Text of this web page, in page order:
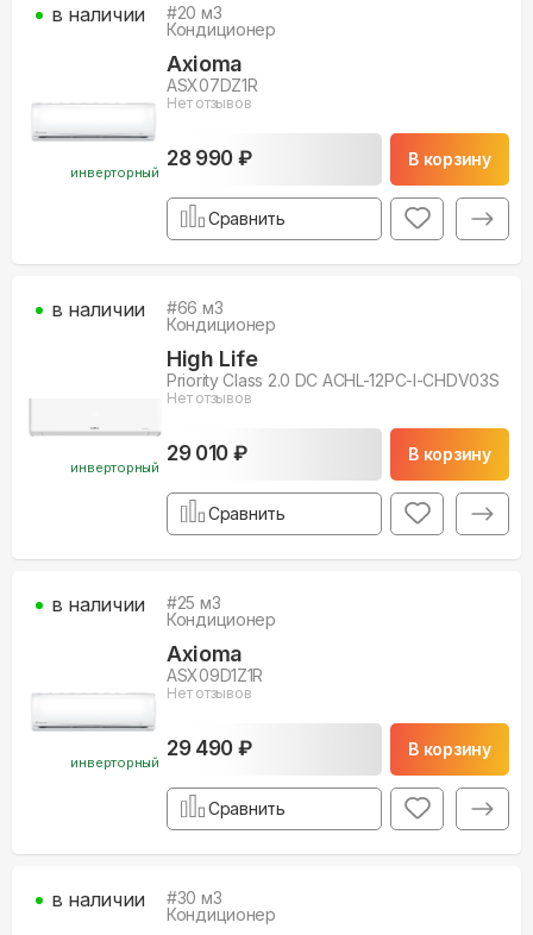
инверторный
#20 м3
Кондиционер
Axioma
ASX07DZ1R
Нет отзывов
28 990 ₽ В корзину
в наличии
Сравнить
инверторный
#66 м3
Кондиционер
High Life
Priority Class 2.0 DC ACHL-12PС-I-CHDV03S
Нет отзывов
29 010 ₽ В корзину
в наличии
Сравнить
инверторный
#25 м3
Кондиционер
Axioma
ASX09D1Z1R
Нет отзывов
29 490 ₽ В корзину
в наличии
Сравнить
#30 м3
Кондиционер
в наличии